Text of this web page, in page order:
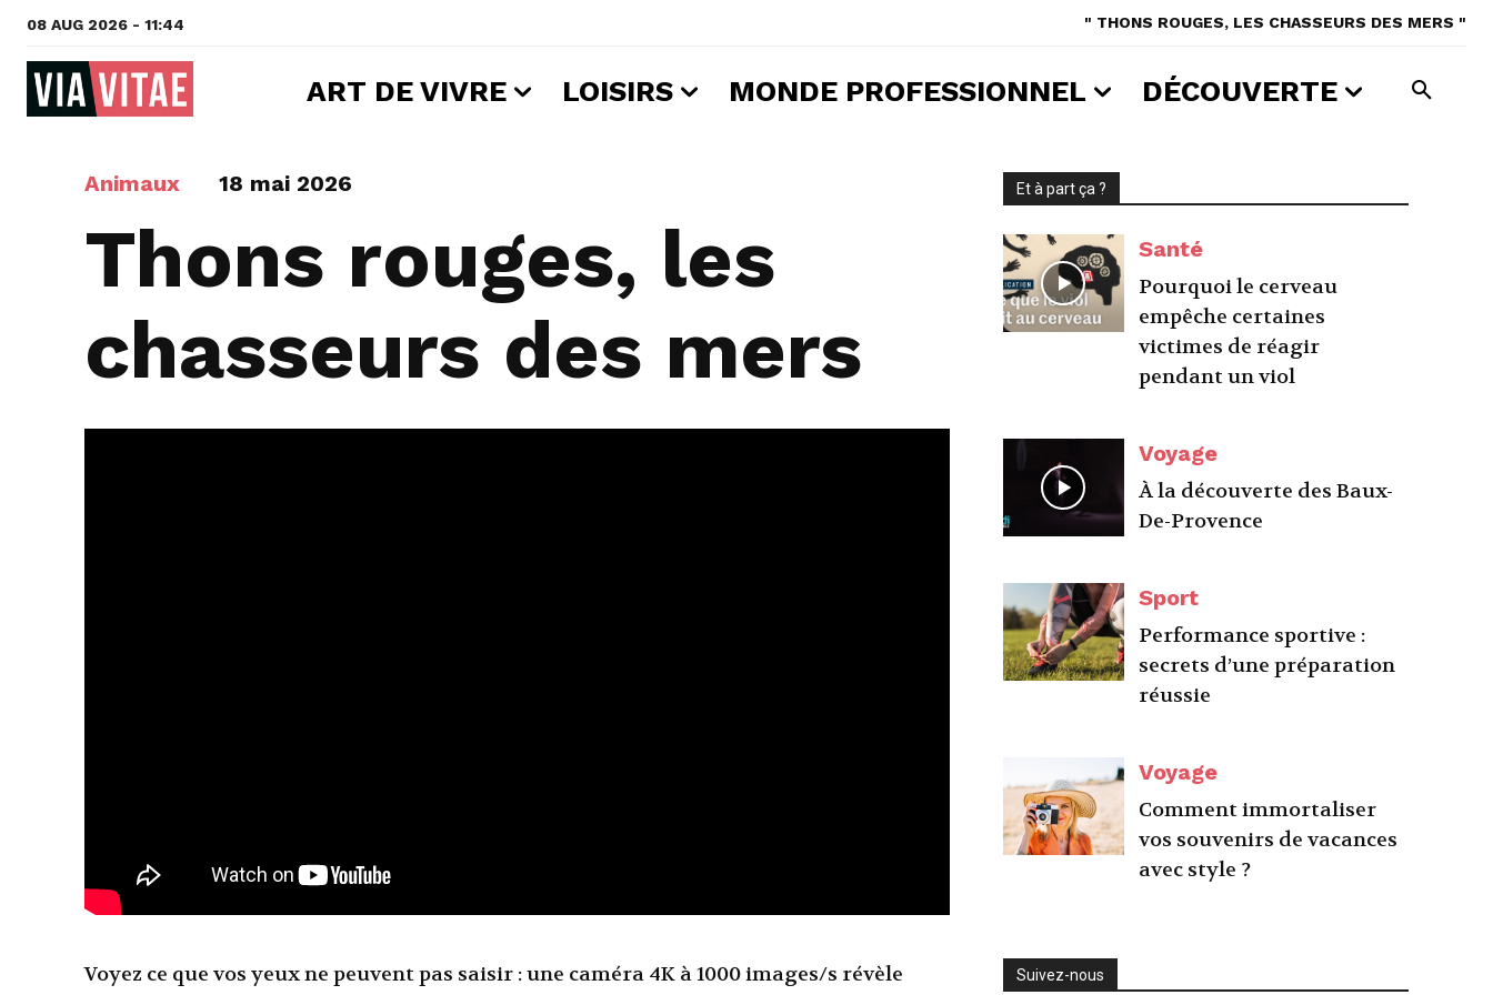
08 AUG 2026 - 11:44 " THONS ROUGES, LES CHASSEURS DES MERS "
ART DE VIVRE LOISIRS MONDE PROFESSIONNEL DÉCOUVERTE
Animaux 18 mai 2026
Thons rouges, les
chasseurs des mers
Voyez ce que vos yeux ne peuvent pas saisir : une caméra 4K à 1000 images/s révèle
Et à part ça ?
Santé
Pourquoi le cerveau
empêche certaines
victimes de réagir
pendant un viol
Voyage
À la découverte des Baux-
De-Provence
Sport
Performance sportive :
secrets d’une préparation
réussie
Voyage
Comment immortaliser
vos souvenirs de vacances
avec style ?
Suivez-nous